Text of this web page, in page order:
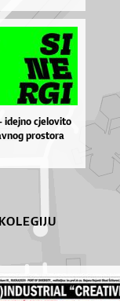
idej­no cje­lo­vi­to
pros­to­ra